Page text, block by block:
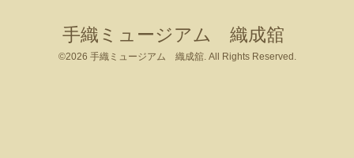
手織ミュージアム 織成舘
©2026 手織ミュージアム 織成舘. All Rights Reserved.